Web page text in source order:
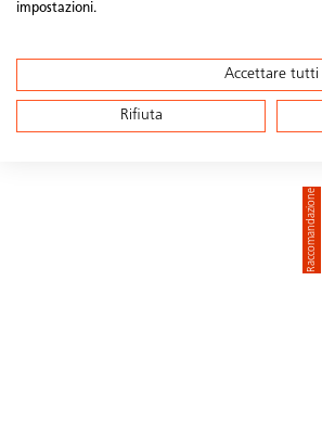
Raccomandazione
impostazioni.
Accettare tutti
Rifiuta